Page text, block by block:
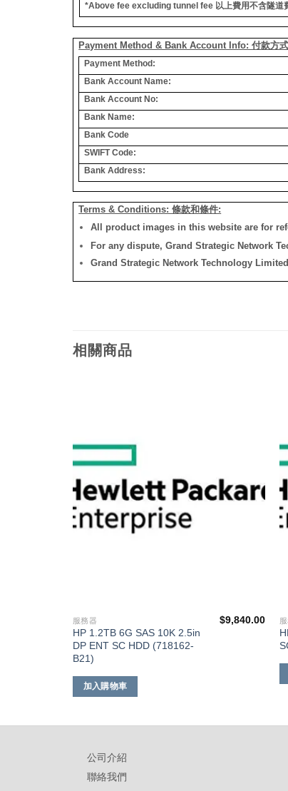
*Above fee excluding tunnel fee 以上費用不含隧道
Payment Method & Bank Account Info: 付款方
Payment Method:
Bank Account Name:
Bank Account No:
Bank Name:
Bank Code
SWIFT Code:
Bank Address:
Terms & Conditions: 條款和條件:
All product images in this website are for
For any dispute, Grand Strategic Network
Grand Strategic Network Technology
相關商品
服務器
HP 1.2TB 6G SAS 10K 2.5in
DP ENT SC HDD (718162-
B21)
$9,840.00
加入購物車
公司介紹
聯絡我們